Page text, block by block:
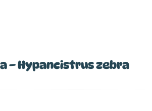
– Hypancistrus zebra